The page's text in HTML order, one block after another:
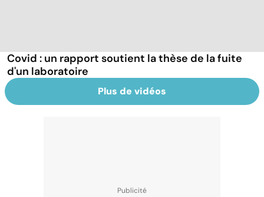
Covid : un rapport soutient la thèse de la fuite
d'un laboratoire
Plus de vidéos